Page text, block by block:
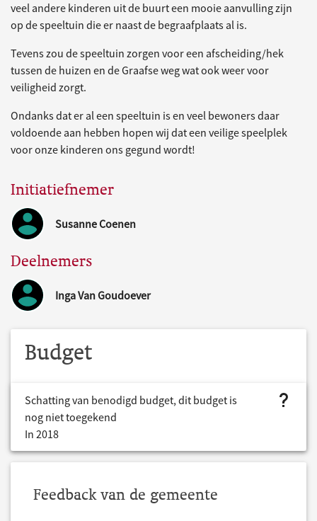
veel andere kinderen uit de buurt een mooie aanvulling zijn
op de speeltuin die er naast de begraafplaats al is.
Tevens zou de speeltuin zorgen voor een afscheiding/hek
tussen de huizen en de Graafse weg wat ook weer voor
veiligheid zorgt.
Ondanks dat er al een speeltuin is en veel bewoners daar
voldoende aan hebben hopen wij dat een veilige speelplek
voor onze kinderen ons gegund wordt!
Initiatiefnemer
Susanne Coenen
Deelnemers
Inga Van Goudoever
Budget
Schatting van benodigd budget, dit budget is
nog niet toegekend
In 2018
Feedback van de gemeente